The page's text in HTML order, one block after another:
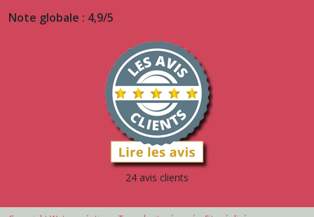
Note globale : 4,9/5
24 avis clients